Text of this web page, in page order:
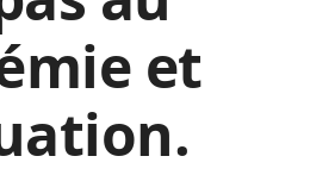
et